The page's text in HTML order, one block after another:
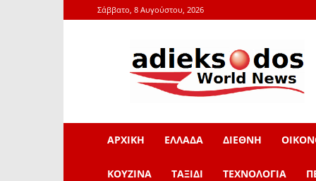
Σάββατο, 8 Αυγούστου, 2026
adieksodos.gr
ΑΡΧΙΚΗ ΕΛΛΑΔΑ ΔΙΕΘΝΗ
ΚΟΥΖΙΝΑ ΤΑΞΙΔΙ ΤΕΧΝΟΛΟΓΙΑ